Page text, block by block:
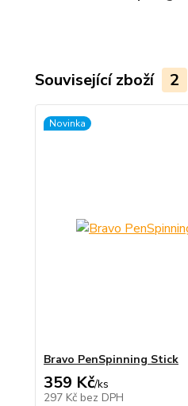
Související zboží 2
Novinka
Bravo PenSpinning Stick
359 Kč/ks
297 Kč bez DPH